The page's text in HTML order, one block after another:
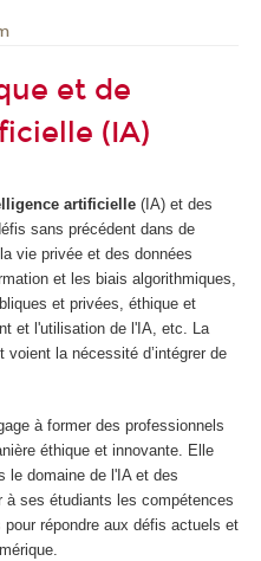
et de
(IA)
artificielle (IA) et des
sans précédent dans de
vie privée et des données
et les biais algorithmiques,
et privées, éthique et
et l'utilisation de l'IA, etc. La
la nécessité d’intégrer de
à former des professionnels
éthique et innovante. Elle
le domaine de l'IA et des
à ses étudiants les compétences
répondre aux défis actuels et